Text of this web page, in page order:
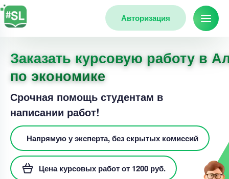
Авторизация
Заказать курсовую работу в
по экономике
Срочная помощь студентам в
написании работ!
Напрямую у эксперта, без скрытых комиссий
Цена курсовых работ от 1200 руб.